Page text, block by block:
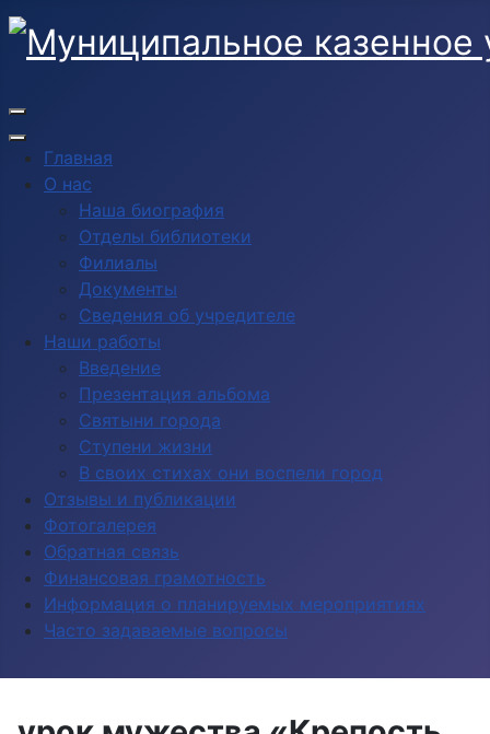
Главная
О нас
Наша биография
Отделы библиотеки
Филиалы
Документы
Сведения об учредителе
Наши работы
Введение
Презентация альбома
Святыни города
Ступени жизни
В своих стихах они воспели город
Отзывы и публикации
Фотогалерея
Обратная связь
Финансовая грамотность
Информация о планируемых мероприятиях
Часто задаваемые вопросы